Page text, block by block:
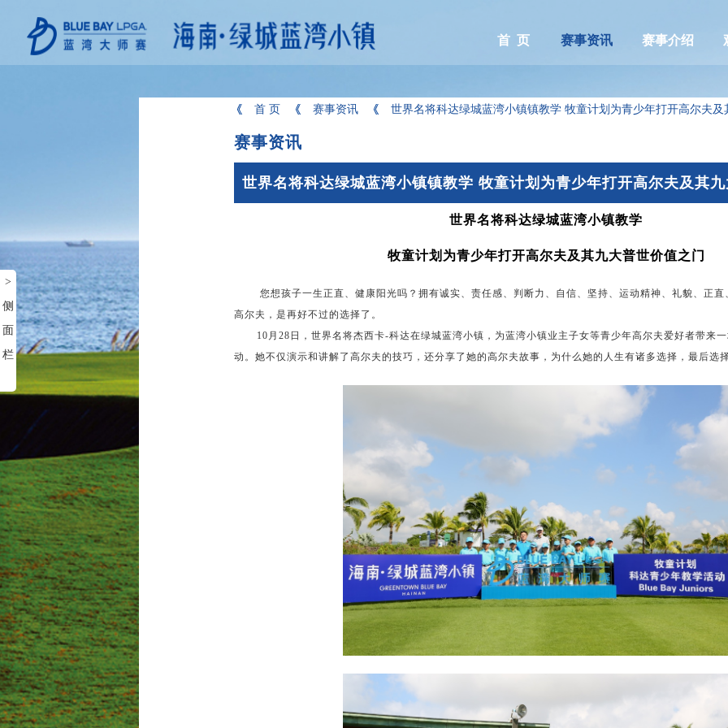
首 页 赛事资讯 赛事介绍
首 页 赛事资讯 世界名将科达绿城蓝湾小镇镇教学 牧童计划为青少年打开高尔夫及
赛事资讯
世界名将科达绿城蓝湾小镇镇教学 牧童计划为青少年打开高尔夫及其
世界名将科达绿城蓝湾小镇教学
牧童计划为青少年打开高尔夫及其九大普世价值之门
您想孩子一生正直、健康阳光吗？拥有诚实、责任感、判断力、自信、坚持、运动精神、礼貌、正直
高尔夫，是再好不过的选择了。
10月28日，世界名将杰西卡-科达在绿城蓝湾小镇，为蓝湾小镇业主子女等青少年高尔夫爱好者带来
动。她不仅演示和讲解了高尔夫的技巧，还分享了她的高尔夫故事，为什么她的人生有诸多选择，最后选
>
侧
面
栏